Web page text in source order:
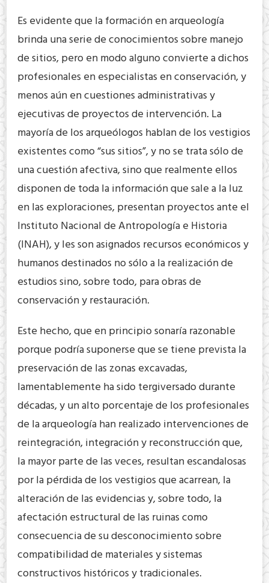
Es evidente que la formación en arqueología
brinda una serie de conocimientos sobre manejo
de sitios, pero en modo alguno convierte a dichos
profesionales en especialistas en conservación, y
menos aún en cuestiones administrativas y
ejecutivas de proyectos de intervención. La
mayoría de los arqueólogos hablan de los vestigios
existentes como “sus sitios”, y no se trata sólo de
una cuestión afectiva, sino que realmente ellos
disponen de toda la información que sale a la luz
en las exploraciones, presentan proyectos ante el
Instituto Nacional de Antropología e Historia
(INAH), y les son asignados recursos económicos y
humanos destinados no sólo a la realización de
estudios sino, sobre todo, para obras de
conservación y restauración.
Este hecho, que en principio sonaría razonable
porque podría suponerse que se tiene prevista la
preservación de las zonas excavadas,
lamentablemente ha sido tergiversado durante
décadas, y un alto porcentaje de los profesionales
de la arqueología han realizado intervenciones de
reintegración, integración y reconstrucción que,
la mayor parte de las veces, resultan escandalosas
por la pérdida de los vestigios que acarrean, la
alteración de las evidencias y, sobre todo, la
afectación estructural de las ruinas como
consecuencia de su desconocimiento sobre
compatibilidad de materiales y sistemas
constructivos históricos y tradicionales.